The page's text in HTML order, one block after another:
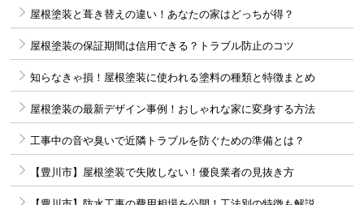
屋根塗装と葺き替えの違い！あなたの家はどっちが得？
屋根塗装の保証期間は信用できる？トラブル防止のコツ
知らなきゃ損！屋根塗装に使われる塗料の種類と特徴まとめ
屋根塗装の最新デザイン事例！おしゃれな家に変身する方法
工事中の音や臭いで近隣トラブルを防ぐための準備とは？
【豊川市】屋根塗装で失敗しない！優良業者の見抜き方